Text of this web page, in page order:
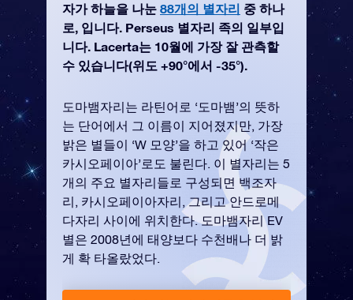
자가 하늘을 나눈 88개의 별자리 중 하나
로, 입니다. Perseus 별자리 족의 일부입
니다. Lacerta는 10월에 가장 잘 관측할
수 있습니다(위도 +90°에서 -35°).
도마뱀자리는 라틴어로 ‘도마뱀’의 뜻하
는 단어에서 그 이름이 지어졌지만, 가장
밝은 별들이 ‘W 모양’을 하고 있어 ‘작은
카시오페이아’로도 불린다. 이 별자리는 5
개의 주요 별자리들로 구성되면 백조자
리, 카시오페이아자리, 그리고 안드로메
다자리 사이에 위치한다. 도마뱀자리 EV
별은 2008년에 태양보다 수천배나 더 밝
게 확 타올랐었다.